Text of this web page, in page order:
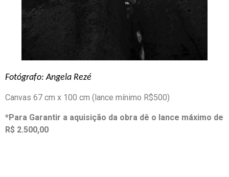
Fotógrafo: Angela Rezé
Canvas 67 cm x 100 cm (lance mínimo R$500)
*Para Garantir a aquisição da obra dê o lance máximo de
R$ 2.500,00